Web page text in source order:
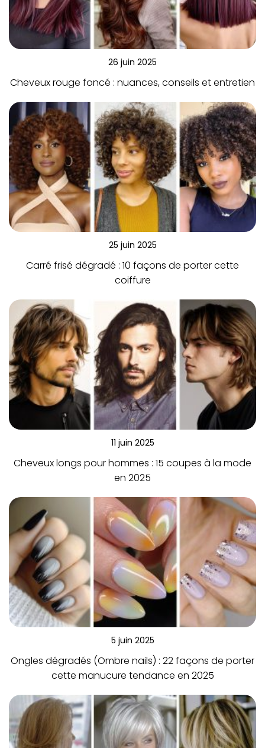
26 juin 2025
Cheveux rouge foncé : nuances, conseils et entretien
25 juin 2025
Carré frisé dégradé : 10 façons de porter cette
coiffure
11 juin 2025
Cheveux longs pour hommes : 15 coupes à la mode
en 2025
5 juin 2025
Ongles dégradés (Ombre nails) : 22 façons de porter
cette manucure tendance en 2025